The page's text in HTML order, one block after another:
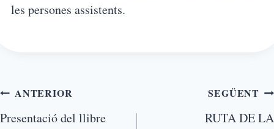
les persones assistents.
ANTERIOR
Presentació del llibre
SEGÜENT
RUTA DE LA